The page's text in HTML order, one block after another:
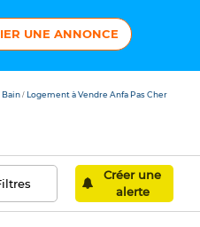
UNE ANNONCE
Bain / Logement à Vendre Anfa Pas Cher
Créer une
alerte